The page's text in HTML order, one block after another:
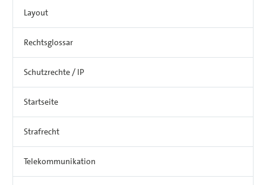
Layout
Rechtsglossar
Schutzrechte / IP
Startseite
Strafrecht
Telekommunikation